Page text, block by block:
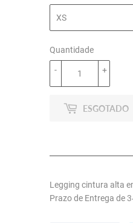
Quantidade
+
-
ESGOTADO
Legging cintura alta
Prazo de Entrega de